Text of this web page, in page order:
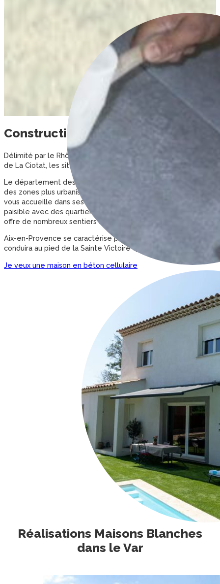
Construction de votre maison dans
Délimité par le Rhône à l’ouest et la Durance au nord, le
de La Ciotat, les sites protégés par le patrimoine mondial de
Le département des Bouches-du-Rhône offre à ses habitants
des zones plus urbanisées (Marseille, Aix-en-Provence,
vous accueille dans ses sites tels : Les calanques, le Palais
paisible avec des quartiers comme Saint Barnabé ou encore
offre de nombreux sentiers au bord du littoral, parcours de
Aix-en-Provence se caractérise par un dédale de ruelles dans
conduira au pied de la Sainte Victoire qui a inspiré tant de
Je veux une maison en béton cellulaire
Réalisations Maisons Blanches
dans le Var